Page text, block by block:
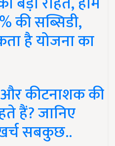
की सब्सिडी,
है योजना का
कीटनाशक की
हैं? जानिए
सबकुछ..